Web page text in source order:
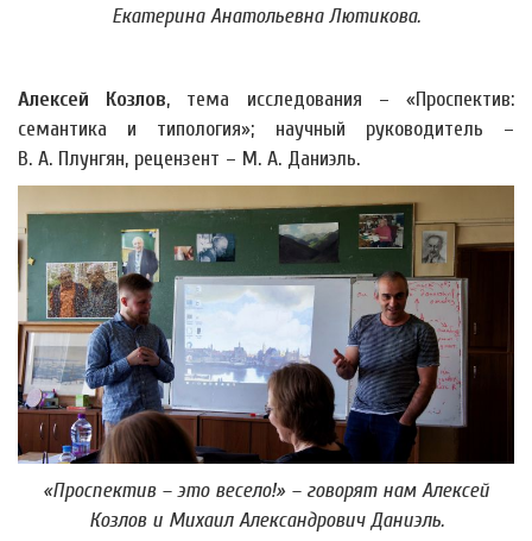
Екатерина Анатольевна Лютикова.
Алексей Козлов, тема исследования – «Проспектив:
семантика и типология»; научный руководитель –
В. А. Плунгян, рецензент – М. А. Даниэль.
«Проспектив – это весело!» – говорят нам Алексей
Козлов и Михаил Александрович Даниэль.